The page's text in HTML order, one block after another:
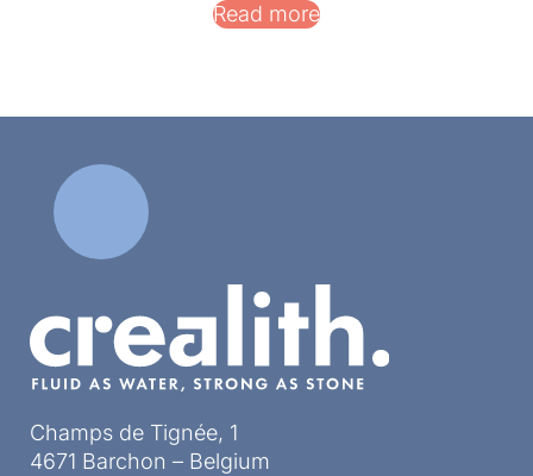
Read more
Champs de Tignée, 1
4671 Barchon – Belgium